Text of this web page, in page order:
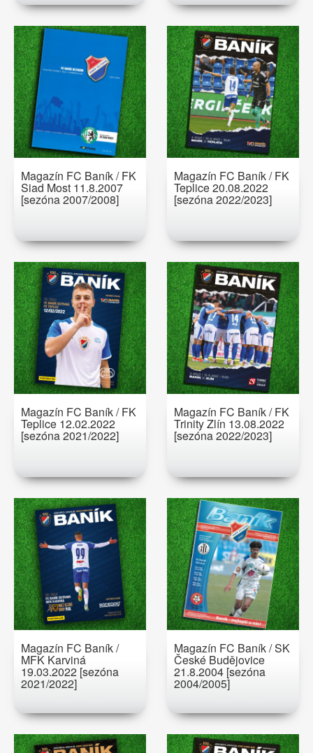
Magazín FC Baník / FK
Siad Most 11.8.2007
[sezóna 2007/2008]
Magazín FC Baník / FK
Teplice 20.08.2022
[sezóna 2022/2023]
Magazín FC Baník / FK
Teplice 12.02.2022
[sezóna 2021/2022]
Magazín FC Baník / FK
Trinity Zlín 13.08.2022
[sezóna 2022/2023]
Magazín FC Baník /
MFK Karviná
19.03.2022 [sezóna
2021/2022]
Magazín FC Baník / SK
České Budějovice
21.8.2004 [sezóna
2004/2005]